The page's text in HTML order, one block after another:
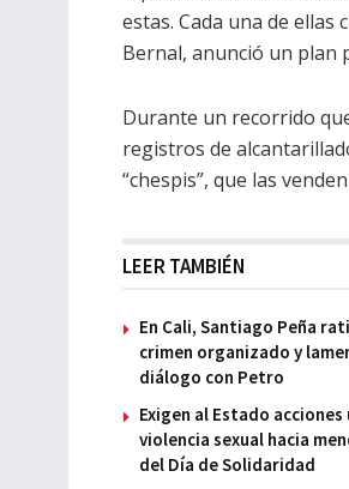
estas. Cada una de ellas
Bernal, anunció un plan
Durante un recorrido
registros de
“chespis”, que las
LEER TAMBIÉN
En Cali, Santiago Peña
crimen organizado y
diálogo con Petro
Exigen al Estado
violencia sexual hacia
del Día de Solidaridad